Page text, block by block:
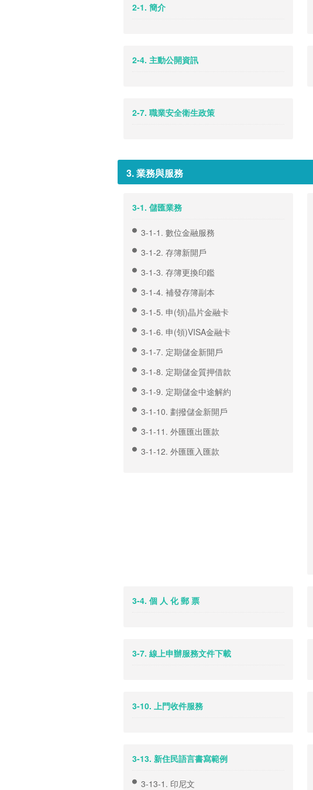
2-1. 簡介
2-4. 主動公開資訊
2-7. 職業安全衛生政策
3. 業務與服務
3-1. 儲匯業務
3-1-1. 數位金融服務
3-1-2. 存簿新開戶
3-1-3. 存簿更換印鑑
3-1-4. 補發存簿副本
3-1-5. 申(領)晶片金融卡
3-1-6. 申(領)VISA金融卡
3-1-7. 定期儲金新開戶
3-1-8. 定期儲金質押借款
3-1-9. 定期儲金中途解約
3-1-10. 劃撥儲金新開戶
3-1-11. 外匯匯出匯款
3-1-12. 外匯匯入匯款
3-4. 個 人 化 郵 票
3-7. 線上申辦服務文件下載
3-10. 上門收件服務
3-13. 新住民語言書寫範例
3-13-1. 印尼文